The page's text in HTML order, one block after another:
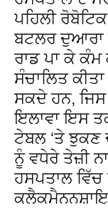
ਪਹਿਲੀ
ਬਟਲਰ ਦੁਆਰਾ
ਰਾਡ ਪਾ ਕੇ
ਸੰਚਾਲਿਤ
ਸਕਦੇ ਹਨ,
ਇਲਾਵਾ ਇਸ
ਟੇਬਲ ‘ਤੇ ਝੁਕਣ
ਨੂੰ ਵਧੇਰੇ ਤੇਜ਼ੀ
ਹਸਪਤਾਲ ਵਿੱਚ